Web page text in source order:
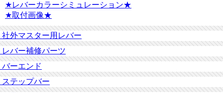
★レバーカラーシミュレーション★
★取付画像★
社外マスター用レバー
レバー補修パーツ
バーエンド
ステップバー